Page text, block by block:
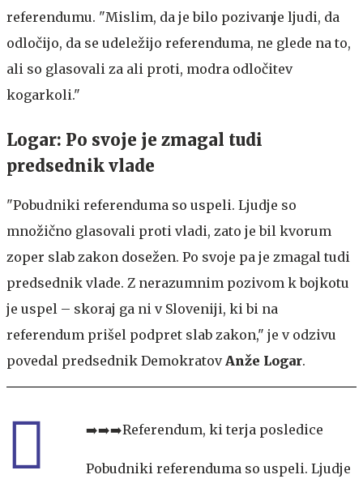
referendumu. "Mislim, da je bilo pozivanje ljudi, da
odločijo, da se udeležijo referenduma, ne glede na to,
ali so glasovali za ali proti, modra odločitev
kogarkoli."
Logar: Po svoje je zmagal tudi
predsednik vlade
"Pobudniki referenduma so uspeli. Ljudje so
množično glasovali proti vladi, zato je bil kvorum
zoper slab zakon dosežen. Po svoje pa je zmagal tudi
predsednik vlade. Z nerazumnim pozivom k bojkotu
je uspel – skoraj ga ni v Sloveniji, ki bi na
referendum prišel podpret slab zakon," je v odzivu
povedal predsednik DemokratovAnže Logar.
➡️➡️➡️Referendum, ki terja posledice
Pobudniki referenduma so uspeli. Ljudje